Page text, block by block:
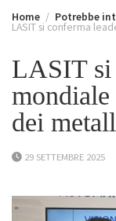
Home Potrebbe
LASIT si conferma
LASIT si
mondiale
dei
29 SETTEMBRE 2025